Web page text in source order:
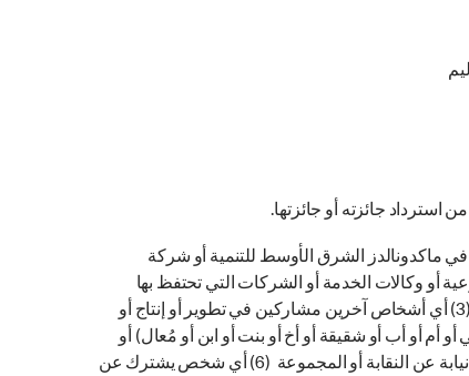
جائزته أو جائزتها.
(1) أي أشخاص كانوا مدراء أو مسؤولين أو موظفين أو هم الآن كذلك اعتبارًا من 1 مارس 2021 أو بعدها في ماكدونالدز الشرق الأوسط للتنمية أو شركة
أو وكالات الخدمة أو الشركات التي تحتفظ بها
ماكدونالدز بأي شكل من الأشكال لإدارة عمليات الترويج، (2) أي شركة تشتري و / أو تقدم منتجات ماكدونالدز نيابة عن عملاء ماكدونالدز، (3) أي أشخاص آخرين مشاركين في تطوير أو إنتاج أو
بالتبني أو أم أو أب أو شقيقة أو أخ أو بنت أو ابن أو مُعال) أو
يقيمون في نفس المنزل أو أي شخص ينضم إلى أي من الفئات السابقة، أو مقيد على نحو آخر وفقا لما يقتضيه القانون، (5) أي شخص يعمل نيابة عن النقابة أو المجموعة (6) أي شخص يشترك عن